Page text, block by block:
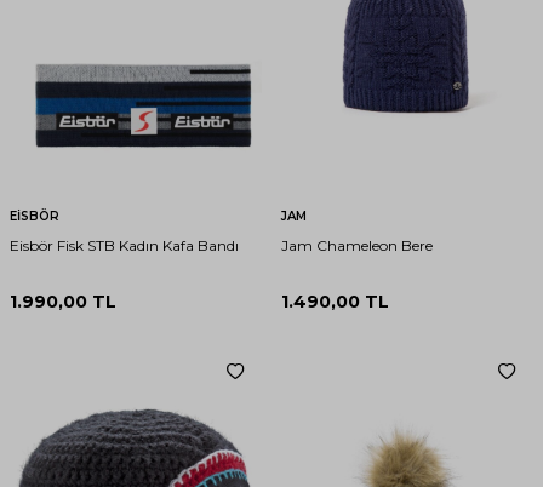
EİSBÖR
Eisbör Fisk STB Kadın Kafa Bandı
1.990,00 TL
JAM
Jam Chameleon Bere
1.490,00 TL